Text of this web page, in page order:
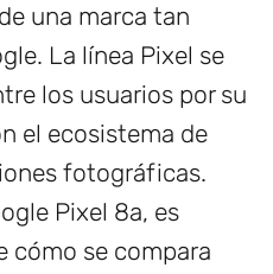
una marca tan
La línea Pixel se
los usuarios por su
el ecosistema de
fotográficas.
Pixel 8a, es
cómo se compara